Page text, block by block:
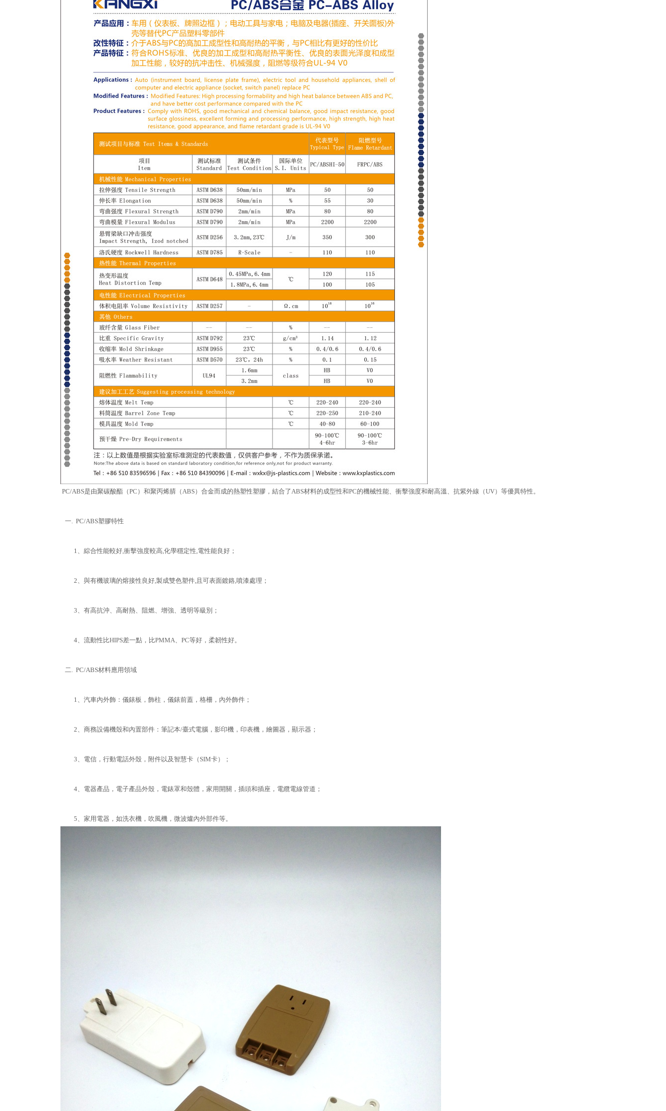
PC/ABS是由聚碳酸酯（PC）和聚丙烯腈（ABS）合金而成的熱塑性塑膠，結合了ABS材料的成型性和PC的機械性能、衝擊強度和耐高溫、抗紫外線（UV）等優異特性。
一. PC/ABS塑膠特性
1、綜合性能較好,衝擊強度較高,化學穩定性,電性能良好；
2、與有機玻璃的熔接性良好,製成雙色塑件,且可表面鍍鉻,噴漆處理；
3、有高抗沖、高耐熱、阻燃、增強、透明等級別；
4、流動性比HIPS差一點，比PMMA、PC等好，柔韌性好。
二. PC/ABS材料應用領域
1、汽車內外飾：儀錶板，飾柱，儀錶前蓋，格柵，內外飾件；
2、商務設備機殼和內置部件：筆記本/臺式電腦，影印機，印表機，繪圖器，顯示器；
3、電信，行動電話外殼，附件以及智慧卡（SIM卡）；
4、電器產品，電子產品外殼，電錶罩和殼體，家用開關，插頭和插座，電纜電線管道；
5、家用電器，如洗衣機，吹風機，微波爐內外部件等。